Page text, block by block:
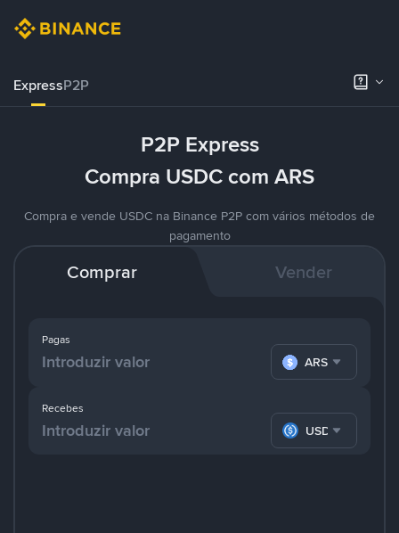
ExpressP2P
P2P Express
Compra USDC com ARS
Compra e vende USDC na Binance P2P com vários métodos de
pagamento
Comprar Vender
Pagas
ARS
Recebes
USDC